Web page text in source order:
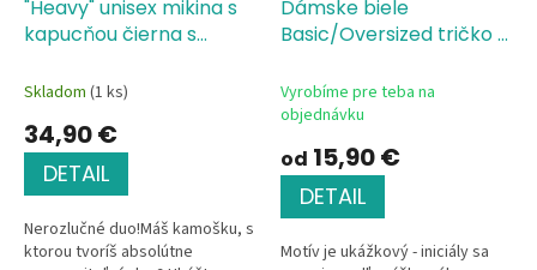
"Heavy" unisex mikina s
kapucňou čierna s
Skladom (1 ks)
34,90 €
DETAIL
Nerozlučné duo!Máš kamošku, s
ktorou tvoríš absolútne
Dámske biele
Basic/Oversized tričko s
Vyrobíme pre teba na
objednávku
od 15,90 €
DETAIL
Motív je ukážkový - iniciály sa